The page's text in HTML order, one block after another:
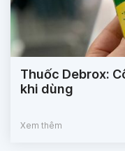
Thuốc Debrox:
khi dùng
Xem thêm